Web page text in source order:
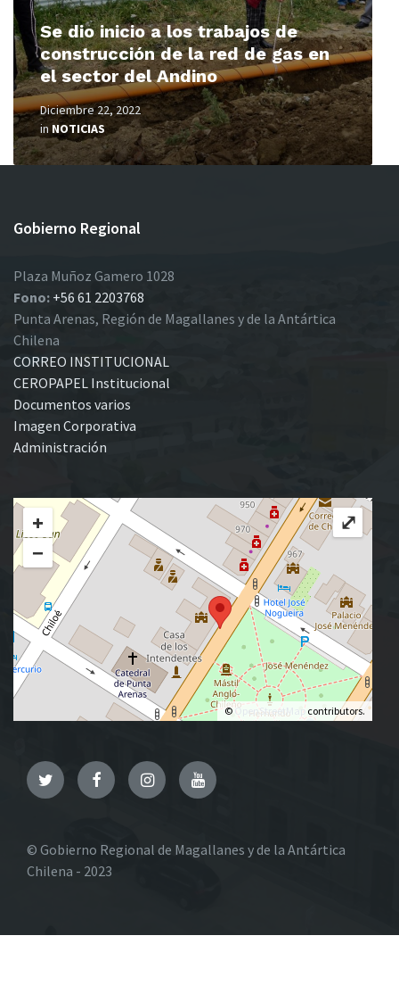
Se dio inicio a los trabajos de
construcción de la red de gas en
el sector del Andino
Diciembre 22, 2022
in NOTICIAS
Gobierno Regional
Plaza Muñoz Gamero 1028
Fono: +56 61 2203768
Punta Arenas, Región de Magallanes y de la Antártica
Chilena
CORREO INSTITUCIONAL
CEROPAPEL Institucional
Documentos varios
Imagen Corporativa
Administración
+
−
© OpenStreetMap contributors.
⤢
TwitterFacebookInstagramYouTube
© Gobierno Regional de Magallanes y de la Antártica
Chilena - 2023